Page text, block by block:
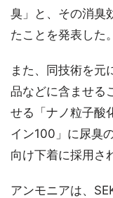
臭」と、その消臭
たことを発表した。
また、同技術を元
品などに含ませる
せる「ナノ粒子酸
イン100」に尿臭
向け下着に採用さ
アンモニアは、